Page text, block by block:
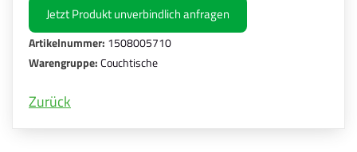
Jetzt Produkt unverbindlich anfragen
Artikelnummer: 1508005710
Warengruppe:Couchtische
Zurück